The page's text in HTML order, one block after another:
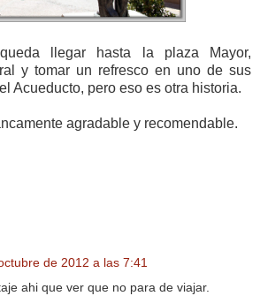
llegar hasta la plaza Mayor,
y tomar un refresco en uno de sus
Acueducto, pero eso es otra historia.
agradable y recomendable.
de 2012 a las 7:41
ahi que ver que no para de viajar.